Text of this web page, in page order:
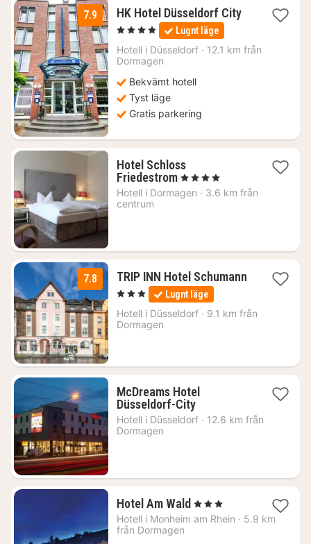
7.9 HK Hotel Düsseldorf City1
1151
, 4 Stjärnor Lugnt läge
Hotell i Düsseldorf · 12.1 km från
Dormagen
Bekvämt hotell
Tyst läge
Gratis parkering
Hotel Schloss
Friedestrom1
natt
från
, 4 Stjärnor
Hotell i Dormagen · 3.6 km från
centrum
7.8
TRIP INN Hotel Schumann
3
nätter
för
515
, 3 Stjärnor Lugnt läge
Hotell i Düsseldorf · 9.1 km från
Dormagen
McDreams Hotel
Düsseldorf-City1
natt
Hotell i Düsseldorf · 12.6 km från
Dormagen
Hotel Am Wald 1
natt
, 3 Stjärnor
Hotell i Monheim am Rhein · 5.9 km
från Dormagen